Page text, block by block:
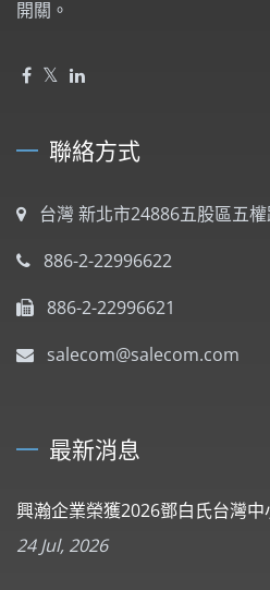
開關。
聯絡方式
台灣 新北市24886五股區五
886-2-22996622
886-2-22996621
salecom@salecom.com
最新消息
興瀚企業榮獲2026鄧白氏台灣
24 Jul, 2026